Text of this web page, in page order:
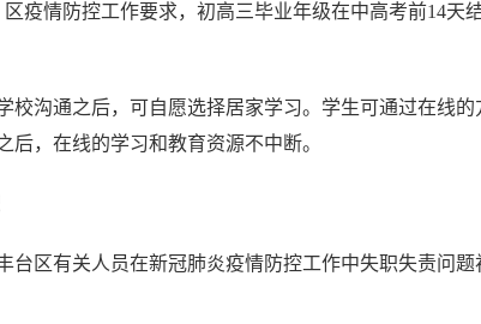
情防控工作要求，初高三毕业年级在中高考前14天
沟通之后，可自愿选择居家学习。学生可通过在线的
，在线的学习和教育资源不中断。
区有关人员在新冠肺炎疫情防控工作中失职失责问题